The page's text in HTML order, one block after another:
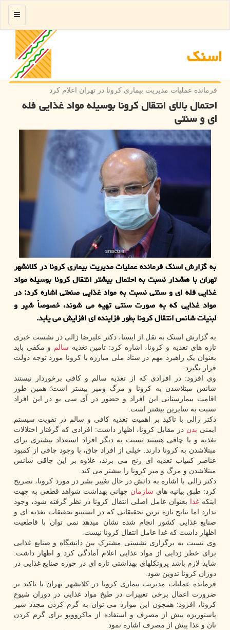
اسنك
منو
فرمانده عملیات مدیریت بیماری كرونا در تهران اعلام كرد
احتمال بالای انتقال كرونا بوسیله مواد غذایی فله
ای و سنتی
به گزارش اسنک فرمانده عملیات مدیریت بیماری کرونا در کلانشهر
تهران با هشدار نسبت به احتمال بیشتر انتقال کرونا بوسیله مواد
غذایی فله ای و سنتی نسبت به مواد غذایی صنعتی اشاره کرد: در
مواد غذایی که به صورت سنتی تهیه می شوند، خصوصاً شیر و
لبنیات شانس انتقال کرونا بطور فزاینده ای افزایش می یابد.
به گزارش اسنک به نقل از ایسنا، دکتر علیرضا زالی در نشست خبری
تازه های تغذیه و کرونا، اشاره کرد: تامین تغذیه سالم و مکفی باید
بعنوان یک راهبرد مهم در ستاد ملی مبارزه با کرونا مورد توجه دولت
قرار بگیرد.
وی افزود: در افرادی که از تغذیه سالم و کافی برخوردار نیستند
شانس مبتلاشدن به کرونا و مرگ ومیر بیشتر است؛ همین طور
اقامت بیمارستانی این افراد و حضور در آی سی یو در این افراد
نسبت به سایرین بیشتر است.
دکتر زالی با تاکید بر اهمیت تغذیه کافی و سالم در تقویت سیستم
ایمنی بدن در مقابل کرونا، اظهار داشت: افرادی که گرفتار اختلالات
تغذیه و یا چاقی هستند نسبت به دیگر افراد استعداد بیشتری برای
مبتلاشدن به کرونا دارند. خیلی از افراد چاق، با وجود چاقی از کمبود
عناصر کمیاب تغذیه ای رنج می برند، علاوه بر این چاقی شانس
مبتلاشدن و مرگ و میر کرونا را بیشتر می کند.
دکتر زالی با اشاره به دانش در حال تغییر بشر در مورد کرونا، تصریح
کرد: طبق بیانیه های سازمان جهانی بهداشت شواهد قطعی به جهت
اینکهغذا
بعنوان عامل اصلی انتقال کرونا در نظر گرفته شود، وجود
ندارد اما نتایج تازه ترین تحقیقاتی که در انستیتو تحقیقات تغذیه ای و
صنایع غذایی کشور انجام شده نشان میدهد نمی توان با قاطعیت
اظهار داشت که غذا عامل انتقال کرونا نیست.
وی نسبت به برگزاری نشستی مشترک بین دانشگاه و صنایع غذایی
برای خطر زدایی از مواد غذایی اعلام آمادگی کرد و اظهار داشت:
شاید لازم باشد پروتکلهای بهداشتی تازه ای در حوزه صنایع غذایی در
دوران کرونا تدوین شود.
فرمانده عملیات مدیریت بیماری کرونا در کلانشهر تهران با تاکید بر
ضرورت اعمال برخی تغییرات در طبخ مواد غذایی در دوران شیوع
کرونا، افزود: همچون این موارد می توان به گرم کردن مجدد شیر
پاستوریزه پیش از مصرف و استفاده از ماکروویو برای گرم کردن
نان و غذا پیش از مصرف اشاره نمود.